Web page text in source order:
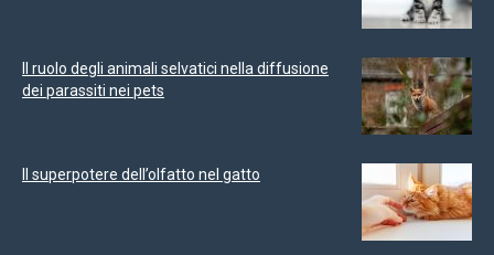
Il ruolo degli animali selvatici nella diffusione
dei parassiti nei pets
Il superpotere dell’olfatto nel gatto